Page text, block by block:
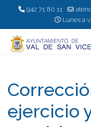
942 71 80 11
Lunes a
ejercicio